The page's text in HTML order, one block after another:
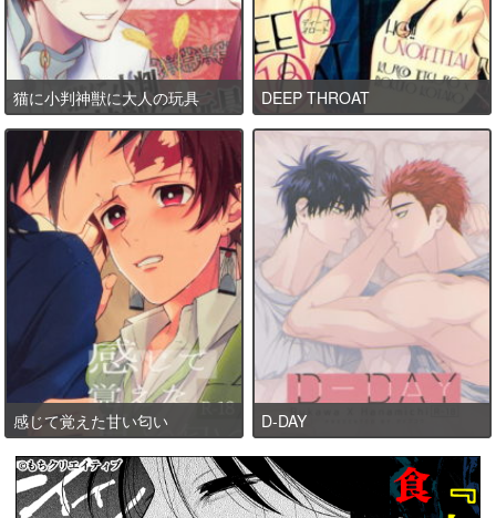
猫に小判神獣に大人の玩具 DEEP THROAT
感じて覚えた甘い匂い D-DAY